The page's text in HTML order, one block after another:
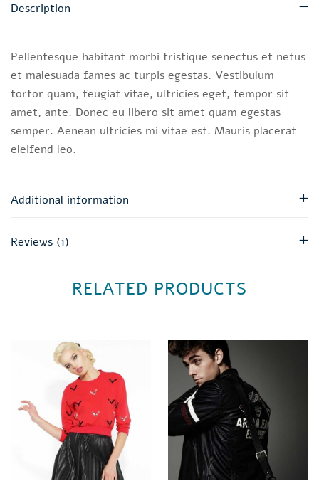
Description
Pellentesque habitant morbi tristique senectus et netus
et malesuada fames ac turpis egestas. Vestibulum
tortor quam, feugiat vitae, ultricies eget, tempor sit
amet, ante. Donec eu libero sit amet quam egestas
semper. Aenean ultricies mi vitae est. Mauris placerat
eleifend leo.
Additional information
Reviews (1)
RELATED PRODUCTS